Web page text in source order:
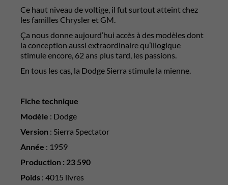
Ce haut niveau de voltige, il fut surtout atteint chez
les familles Chrysler et GM.
Ça nous donne aujourd’hui accès à des modèles dont
la conception aussi extraordinaire qu’illogique
stimule encore, 62 ans plus tard, les passions.
En tous les cas, la Dodge Sierra stimule la mienne.
Fiche technique
Modèle : Dodge
Version : Sierra Spectator
Année : 1959
Production : 23 590
Poids : 4015 livres